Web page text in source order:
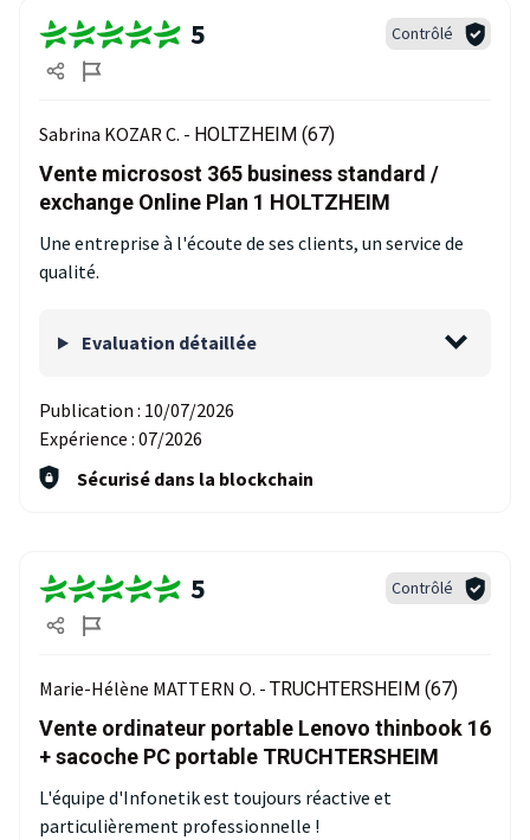
5 Contrôlé
Sabrina KOZAR C. - HOLTZHEIM (67)
Vente microsost 365 business standard /
exchange Online Plan 1 HOLTZHEIM
Une entreprise à l'écoute de ses clients, un service de
qualité.
Evaluation détaillée
Publication : 10/07/2026
Expérience : 07/2026
Sécurisé dans la blockchain
5 Contrôlé
Marie-Hélène MATTERN O. - TRUCHTERSHEIM (67)
Vente ordinateur portable Lenovo thinbook 16
+ sacoche PC portable TRUCHTERSHEIM
L'équipe d'Infonetik est toujours réactive et
particulièrement professionnelle !